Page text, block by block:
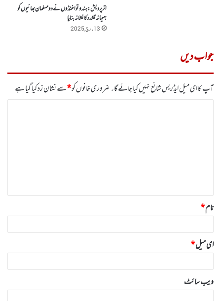
اتر پردیش: ہندوتوا غنڈوں نے دو مسلمان بھائیوں کو
بہیمانہ تشدد کا نشانہ بنایا
13 مارچ, 2025
جواب دیں
آپ کا ای میل ایڈریس شائع نہیں کیا جائے گا۔ضروری خانوں کو*سے نشان زد کیا گیا ہے
نام*
ای میل*
ویب‌ سائٹ